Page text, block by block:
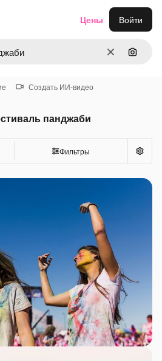
ОчиститьПоиск
Цены Войти
Создать ИИ-видео
панджаби
Фильтры